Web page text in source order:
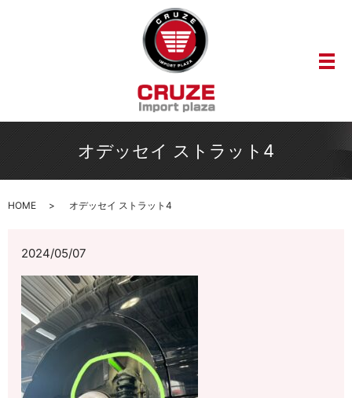
メ
オデッセイ ストラット4
HOME オデッセイ ストラット4
2024/05/07